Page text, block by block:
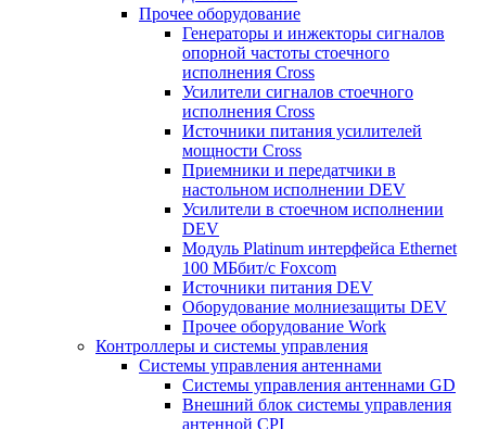
Прочее оборудование
Генераторы и инжекторы сигналов
опорной частоты стоечного
исполнения Cross
Усилители сигналов стоечного
исполнения Cross
Источники питания усилителей
мощности Cross
Приемники и передатчики в
настольном исполнении DEV
Усилители в стоечном исполнении
DEV
Модуль Platinum интерфейса Ethernet
100 МБбит/с Foxcom
Источники питания DEV
Оборудование молниезащиты DEV
Прочее оборудование Work
Контроллеры и системы управления
Системы управления антеннами
Системы управления антеннами GD
Внешний блок системы управления
антенной CPI